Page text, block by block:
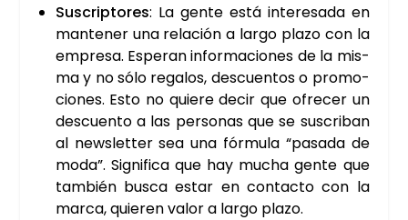
Sus­crip­to­res: La gen­te está intere­sa­da en
man­te­ner una rela­ción a lar­go pla­zo con la
empre­sa. Espe­ran infor­ma­cio­nes de la mis­
ma y no sólo rega­los, des­cuen­tos o pro­mo­
cio­nes. Esto no quie­re decir que ofre­cer un
des­cuen­to a las per­so­nas que se sus­cri­ban
al news­let­ter sea una fór­mu­la “pasa­da de
moda”. Sig­ni­fi­ca que hay mucha gen­te que
tam­bién bus­ca estar en con­tac­to con la
mar­ca, quie­ren valor a lar­go pla­zo.